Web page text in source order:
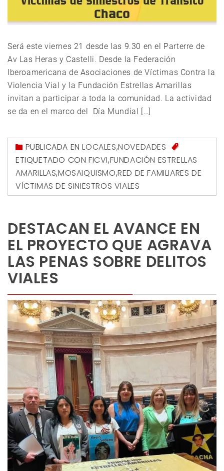
Será este viernes 21 desde las 9.30 en el Parterre de
Av Las Heras y Castelli. Desde la Federación
Iberoamericana de Asociaciones de Víctimas Contra la
Violencia Vial y la Fundación Estrellas Amarillas
invitan a participar a toda la comunidad. La actividad
se da en el marco del Día Mundial […]
PUBLICADA ENLOCALES,NOVEDADES
ETIQUETADO CON FICVI,FUNDACIÓN ESTRELLAS
AMARILLAS,MOSAIQUISMO,RED DE FAMILIARES DE
VÍCTIMAS DE SINIESTROS VIALES
DESTACAN EL AVANCE EN
EL PROYECTO QUE AGRAVA
LAS PENAS SOBRE DELITOS
VIALES